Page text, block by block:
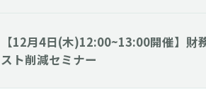
【12月4日(木)12:00~13:00開催】
スト削減セミナー